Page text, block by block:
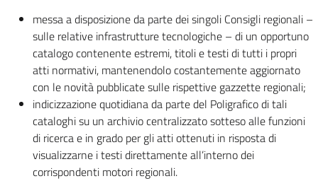
messa a disposizione da parte dei singoli Consigli regionali –
sulle relative infrastrutture tecnologiche – di un opportuno
catalogo contenente estremi, titoli e testi di tutti i propri
atti normativi, mantenendolo costantemente aggiornato
con le novità pubblicate sulle rispettive gazzette regionali;
indicizzazione quotidiana da parte del Poligrafico di tali
cataloghi su un archivio centralizzato sotteso alle funzioni
di ricerca e in grado per gli atti ottenuti in risposta di
visualizzarne i testi direttamente all’interno dei
corrispondenti motori regionali.